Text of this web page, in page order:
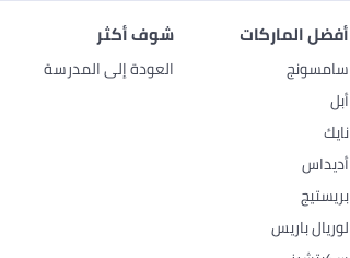
أفضل الماركات
سامسونج
أبل
نايك
أديداس
بريستيج
لوريال باريس
شوف أكثر
العودة إلى المدرسة